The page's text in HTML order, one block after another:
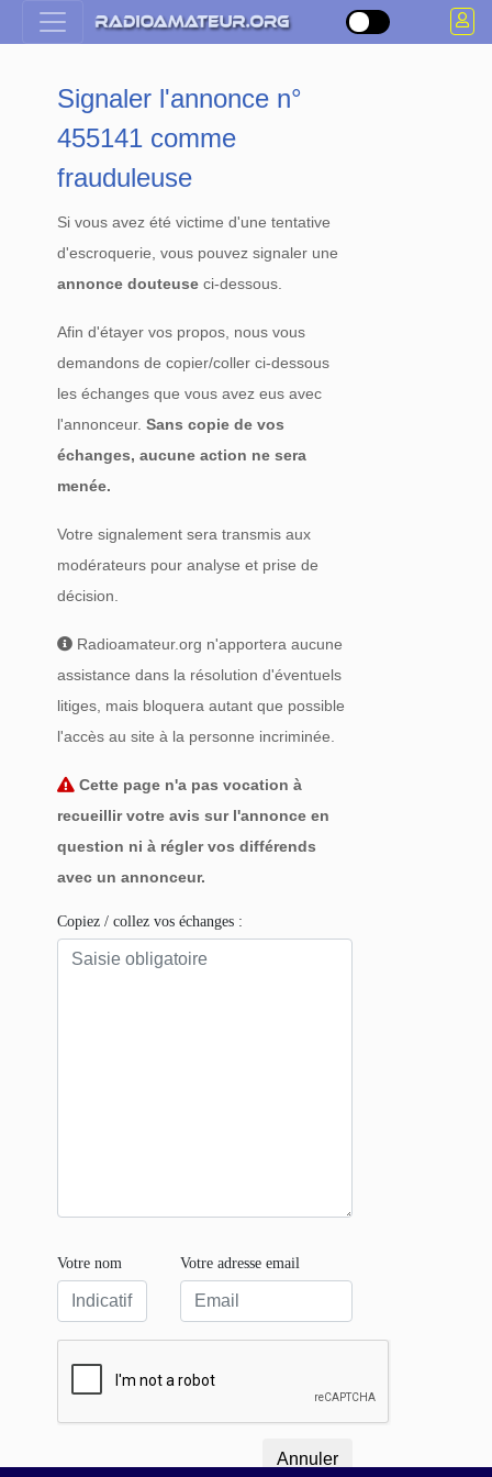
Signaler l'annonce n°
455141 comme
frauduleuse
Si vous avez été victime d'une tentative
d'escroquerie, vous pouvez signaler une
annonce douteuse ci-dessous.
Afin d'étayer vos propos, nous vous
demandons de copier/coller ci-dessous
les échanges que vous avez eus avec
l'annonceur.Sans copie de vos
échanges, aucune action ne sera
menée.
Votre signalement sera transmis aux
modérateurs pour analyse et prise de
décision.
Radioamateur.org n'apportera aucune
assistance dans la résolution d'éventuels
litiges, mais bloquera autant que possible
l'accès au site à la personne incriminée.
Cette page n'a pas vocation à
recueillir votre avis sur l'annonce en
question ni à régler vos différends
avec un annonceur.
Copiez / collez vos échanges :
Votre nom Votre adresse email